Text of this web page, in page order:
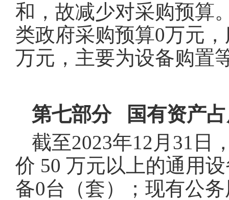
和，故减少对采购预算
类政府采购预算0万元
万元，主要为设备购置
第七部分 国有资产
截至2023年12月31日
价 50 万元以上的通用
备0台（套）；现有公